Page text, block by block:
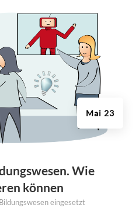
Wie
können
Mai 23
eingesetzt